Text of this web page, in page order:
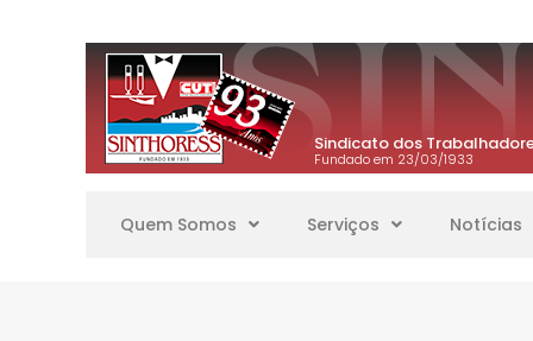
Sindicato dos
Fundado em 23/03/1933
Quem Somos Serviços Notícias